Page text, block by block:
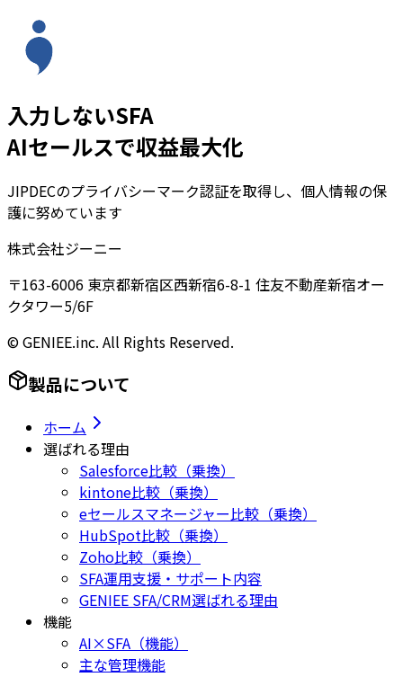
入力しないSFA
AIセールスで収益最大化
JIPDECのプライバシーマーク認証を取得し、個人情報の保
護に努めています
株式会社ジーニー
〒163-6006 東京都新宿区西新宿6-8-1 住友不動産新宿オー
クタワー5/6F
© GENIEE.inc. All Rights Reserved.
製品について
ホーム
選ばれる理由
Salesforce比較（乗換）
kintone比較（乗換）
eセールスマネージャー比較（乗換）
HubSpot比較（乗換）
Zoho比較（乗換）
SFA運用支援・サポート内容
GENIEE SFA/CRM選ばれる理由
機能
AI×SFA（機能）
主な管理機能